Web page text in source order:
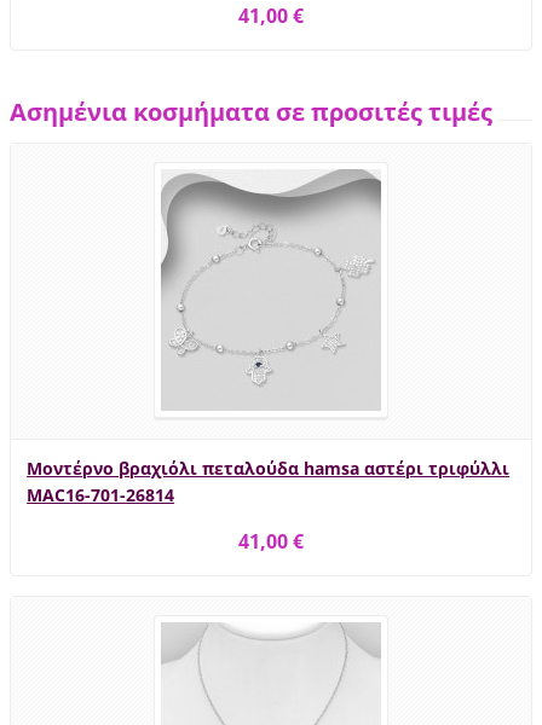
41,00 €
Ασημένια κοσμήματα σε προσιτές τιμές
Μοντέρνο βραχιόλι πεταλούδα hamsa αστέρι τριφύλλι
MAC16-701-26814
41,00 €